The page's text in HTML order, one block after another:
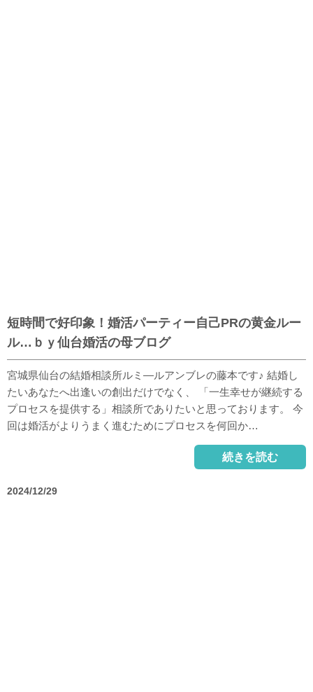
短時間で好印象！婚活パーティー自己PRの黄金ルー
ル…ｂｙ仙台婚活の母ブログ
宮城県仙台の結婚相談所ルミ―ルアンブレの藤本です♪ 結婚し
たいあなたへ出逢いの創出だけでなく、 「一生幸せが継続する
プロセスを提供する」相談所でありたいと思っております。 今
回は婚活がよりうまく進むためにプロセスを何回か…
続きを読む
2024/12/29